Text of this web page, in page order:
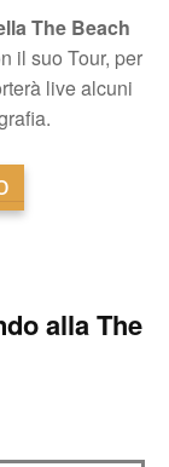
The Beach
il suo Tour, per
live alcuni
alla The